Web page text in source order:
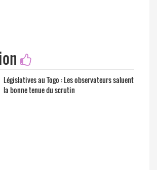
Législatives au Togo : Les observateurs saluent
la bonne tenue du scrutin